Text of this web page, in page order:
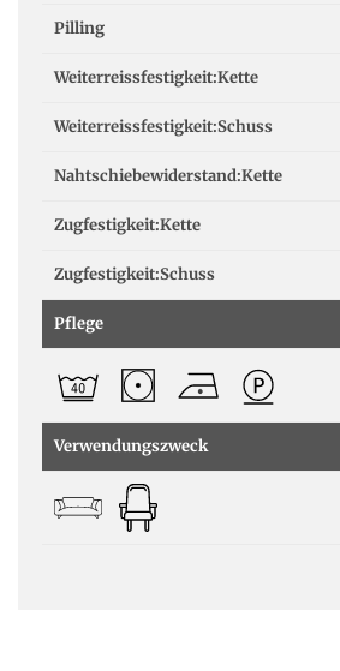
Pilling
Weiterreissfestigkeit:Kette
Weiterreissfestigkeit:Schuss
Nahtschiebewiderstand:Kette
Zugfestigkeit:Kette
Zugfestigkeit:Schuss
Pflege
Verwendungszweck